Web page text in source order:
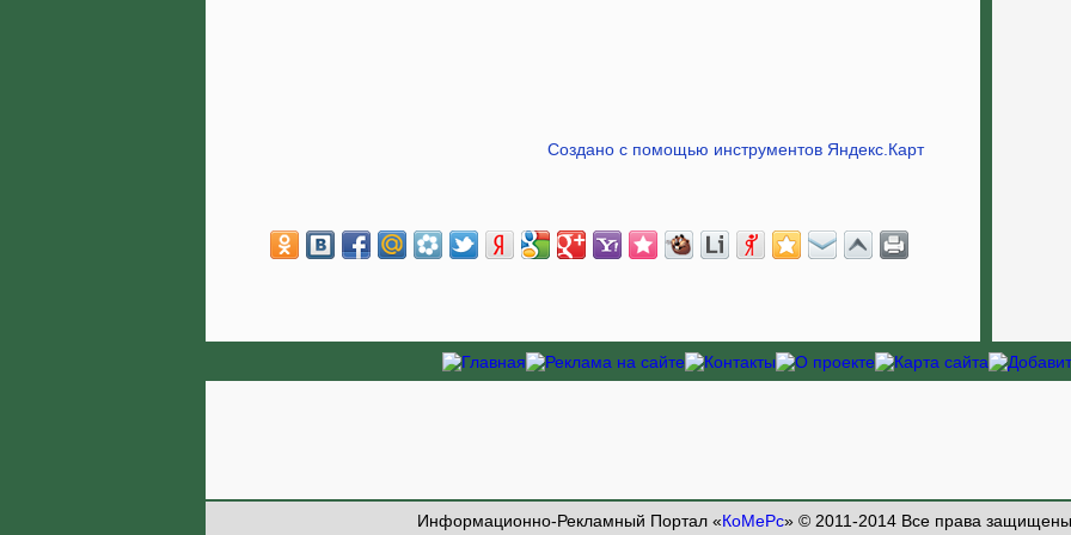
Создано с помощью инструментов Яндекс.Карт
Информационно-Рекламный Портал «КоМеРс» © 2011-2014 Все права защищены